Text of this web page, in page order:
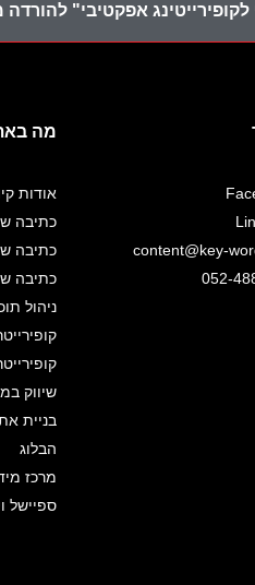
אפקטיבי" להורדה
content@key-
052-
מה
אודות
כתיבה
כתיבה
כתיבה
ניהול
שיווק
בניית
הבלוג
מרכז
ספיישל